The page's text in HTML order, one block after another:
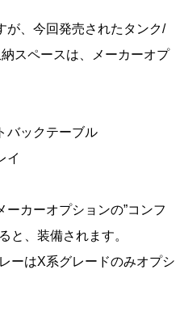
が、今回発売されたタンク/
スペースは、メーカーオプ
バックテーブル
イ
カーオプションの”コンフ
と、装備されます。
ーはX系グレードのみオプシ